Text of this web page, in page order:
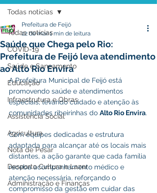
Todas notícias
COVID-19
Saúde e Saneamento
Educação
Infraestrutura e Obras
Assistência Social
Agricultura
Nota de Pesar
Desporto Cultura e Lazer
Administração e Finanças
Todas notícias
Saúde que Chega pelo Rio:
Prefeitura de Feijó leva atendimento
ao Alto Rio Envira
Prefeitura de Feijó
22 de mar.1 min de leitura
A Prefeitura Municipal de Feijó está
promovendo saúde e atendimentos
especiais, levando cuidado e atenção às
comunidades ribeirinhas do Alto Rio Envira.
Com equipes dedicadas e estrutura
adaptada para alcançar até os locais mais
distantes, a ação garante que cada família
receba acompanhamento médico e
atenção necessária, reforçando o
compromisso da gestão em cuidar das